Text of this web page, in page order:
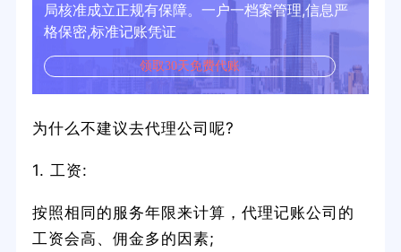
局核准成立正规有保障。一户一档案管理,信息严
格保密,标准记账凭证
领取30天免费代账
为什么不建议去代理公司呢?
1. 工资:
按照相同的服务年限来计算，代理记账公司的
工资会高、佣金多的因素;